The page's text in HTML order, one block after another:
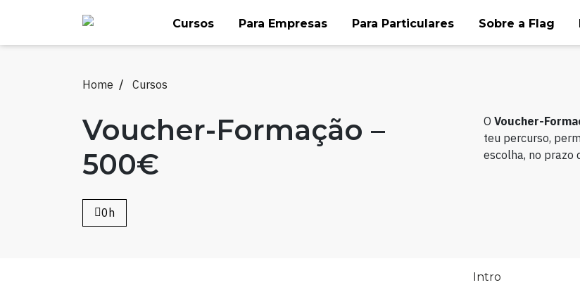
content
Cursos Para Empresas Para Particulares Sobre a Flag
Home Cursos
Voucher-Formação –
500€
0h
O Voucher-
teu percurso,
escolha, no prazo
Intro